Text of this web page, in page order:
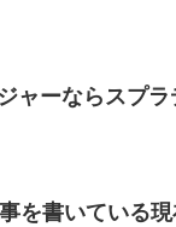
ャーならスプラ
を書いている現